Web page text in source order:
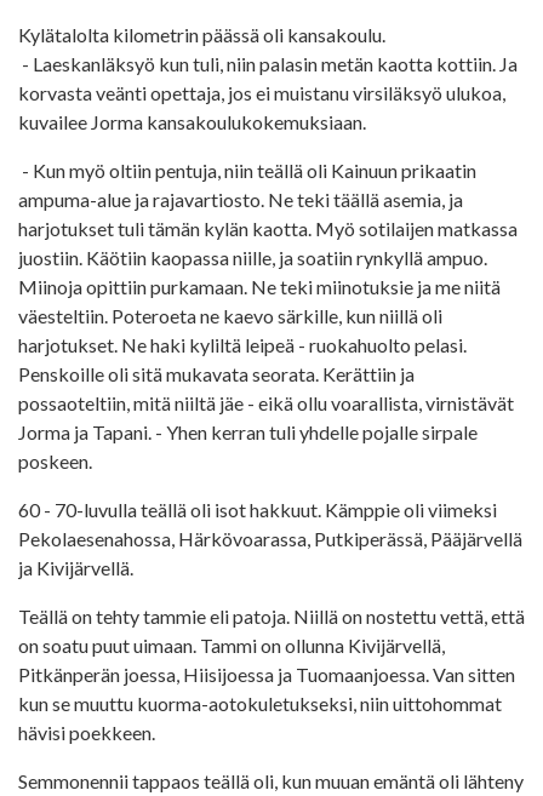
Kylätalolta kilometrin päässä oli kansakoulu.
- Laeskanläksyö kun tuli, niin palasin metän kaotta kottiin. Ja
korvasta veänti opettaja, jos ei muistanu virsiläksyö ulukoa,
kuvailee Jorma kansakoulukokemuksiaan.
- Kun myö oltiin pentuja, niin teällä oli Kainuun prikaatin
ampuma-alue ja rajavartiosto. Ne teki täällä asemia, ja
harjotukset tuli tämän kylän kaotta. Myö sotilaijen matkassa
juostiin. Käötiin kaopassa niille, ja soatiin rynkyllä ampuo.
Miinoja opittiin purkamaan. Ne teki miinotuksie ja me niitä
väesteltiin. Poteroeta ne kaevo särkille, kun niillä oli
harjotukset. Ne haki kyliltä leipeä - ruokahuolto pelasi.
Penskoille oli sitä mukavata seorata. Kerättiin ja
possaoteltiin, mitä niiltä jäe - eikä ollu voarallista, virnistävät
Jorma ja Tapani. - Yhen kerran tuli yhdelle pojalle sirpale
poskeen.
60 - 70-luvulla teällä oli isot hakkuut. Kämppie oli viimeksi
Pekolaesenahossa, Härkövoarassa, Putkiperässä, Pääjärvellä
ja Kivijärvellä.
Teällä on tehty tammie eli patoja. Niillä on nostettu vettä, että
on soatu puut uimaan. Tammi on ollunna Kivijärvellä,
Pitkänperän joessa, Hiisijoessa ja Tuomaanjoessa. Van sitten
kun se muuttu kuorma-aotokuletukseksi, niin uittohommat
hävisi poekkeen.
Semmonennii tappaos teällä oli, kun muuan emäntä oli lähteny